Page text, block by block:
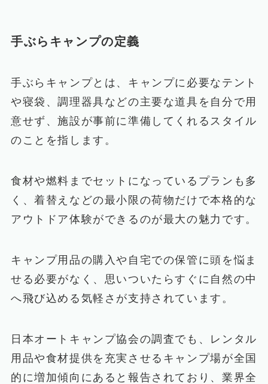
手ぶらキャンプの定義
手ぶらキャンプとは、キャンプに必要なテント
や寝袋、調理器具などの主要な道具を自分で用
意せず、施設が事前に準備してくれるスタイル
のことを指します。
食材や燃料までセットになっているプランも多
く、着替えなどの最小限の荷物だけで本格的な
アウトドア体験ができるのが最大の魅力です。
キャンプ用品の購入や自宅での保管に頭を悩ま
せる必要がなく、思いついたらすぐに自然の中
へ飛び込める気軽さが支持されています。
日本オートキャンプ協会の調査でも、レンタル
用品や食材提供を充実させるキャンプ場が全国
的に増加傾向にあると報告されており、業界全